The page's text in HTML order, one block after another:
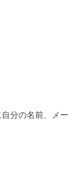
分の名前、メー